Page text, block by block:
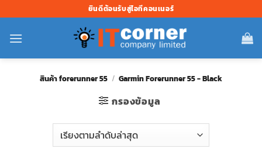
ไป
ยัง
ยินดีต้อนรับสู่ไอทีคอนเนอร์
สินค้า forerunner 55 / Garmin Forerunner 55 - Black
กรองข้อมูล